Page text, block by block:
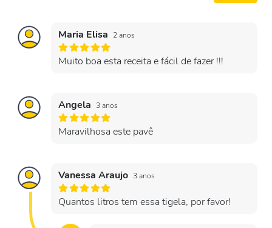
Maria Elisa 2 anos
Muito boa esta receita e fácil de fazer !!!
Angela 3 anos
Maravilhosa este pavê
Vanessa Araujo 3 anos
Quantos litros tem essa tigela, por favor!